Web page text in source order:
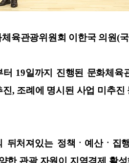
육관광위원회 이한국 의원(
터 19일까지 진행된 문화체
, 조례에 명시된 사업 미추
뒤처져있는 정책ㆍ예산ㆍ
한 관광 자원이 지역경제 활